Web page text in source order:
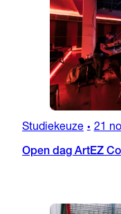
Studiekeuze • 21
Open dag ArtEZ